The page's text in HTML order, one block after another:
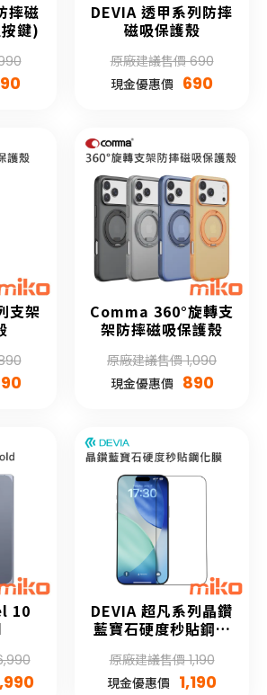
摔磁
鍵)
DEVIA 透甲系列防摔
磁吸保護殼
原廠建議售價 690
現金優惠價 690
支架
Comma 360°旋轉支
架防摔磁吸保護殼
原廠建議售價 1,090
現金優惠價 890
10
DEVIA 超凡系列晶鑽
藍寶石硬度秒貼鋼化
原廠建議售價 1,190
現金優惠價 1,190